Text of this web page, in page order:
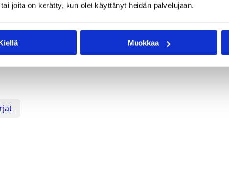
joita on kerätty, kun olet käyttänyt heidän palvelujaan.
Muokkaa
Niilo Lehtilä Pasi Riihelä
Petri Virtanen
Teemu Laine Uka Agbai